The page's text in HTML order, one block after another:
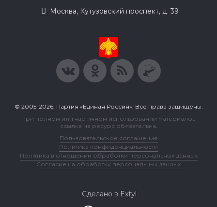
Москва, Кутузовский проспект, д. 39
© 2005-2026, Партия «Единая Россия». Все права защищены.
При полном или частичном использовании материалов
ссылка на ресурс обязательна.
Пользовательское соглашение
Политика конфиденциальности
Политика в отношении обработки персональных данных
Согласие на обработку персональных данных
Сделано в Extyl